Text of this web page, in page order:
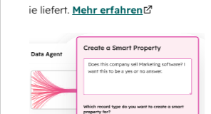
liefert.Mehr erfahren